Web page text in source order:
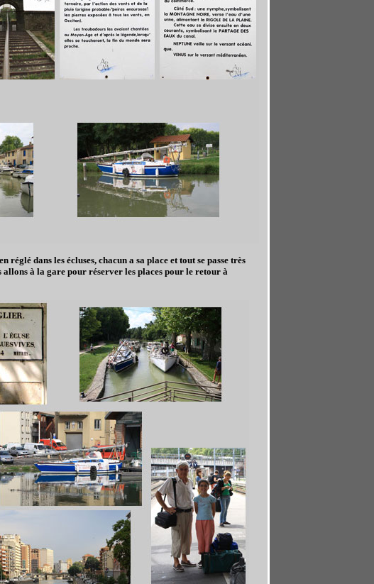
dans les écluses, chacun a sa place et tout se passe très
allons à la gare pour réserver les places pour le retour à